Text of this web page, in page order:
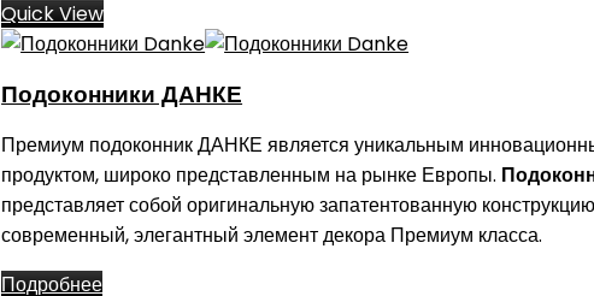
Quick View
Подоконники ДАНКЕ
Премиум подоконник ДАНКЕ является уникальным
продуктом, широко представленным на рынке Европы.
представляет собой оригинальную запатентованную
современный, элегантный элемент декора Премиум класса.
Подробнее